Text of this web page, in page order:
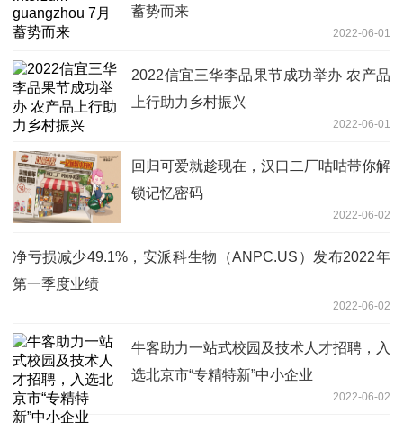
蓄势而来
2022-06-01
2022信宜三华李品果节成功举办 农产品
上行助力乡村振兴
2022-06-01
回归可爱就趁现在，汉口二厂咕咕带你解
锁记忆密码
2022-06-02
净亏损减少49.1%，安派科生物（ANPC.US）发布2022年
第一季度业绩
2022-06-02
牛客助力一站式校园及技术人才招聘，入
选北京市“专精特新”中小企业
2022-06-02